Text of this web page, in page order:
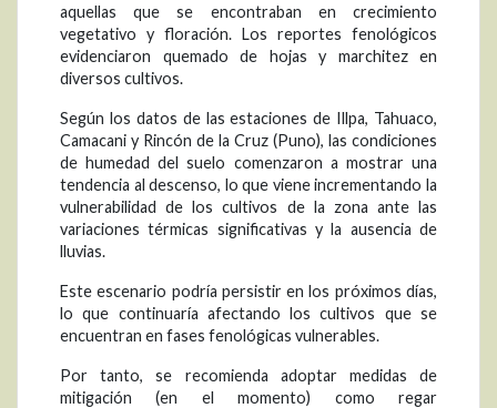
aquellas que se encontraban en crecimiento
vegetativo y floración. Los reportes fenológicos
evidenciaron quemado de hojas y marchitez en
diversos cultivos.
Según los datos de las estaciones de Illpa, Tahuaco,
Camacani y Rincón de la Cruz (Puno), las condiciones
de humedad del suelo comenzaron a mostrar una
tendencia al descenso, lo que viene incrementando la
vulnerabilidad de los cultivos de la zona ante las
variaciones térmicas significativas y la ausencia de
lluvias.
Este escenario podría persistir en los próximos días,
lo que continuaría afectando los cultivos que se
encuentran en fases fenológicas vulnerables.
Por tanto, se recomienda adoptar medidas de
mitigación (en el momento) como regar